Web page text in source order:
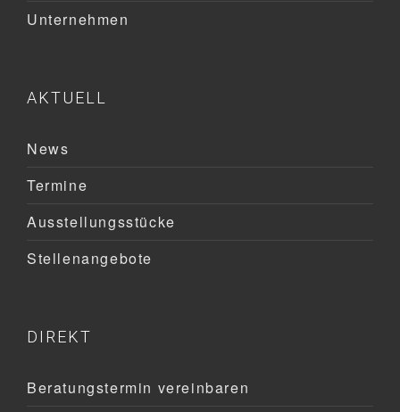
Unternehmen
AKTUELL
News
Termine
Ausstellungsstücke
Stellenangebote
DIREKT
Beratungstermin vereinbaren